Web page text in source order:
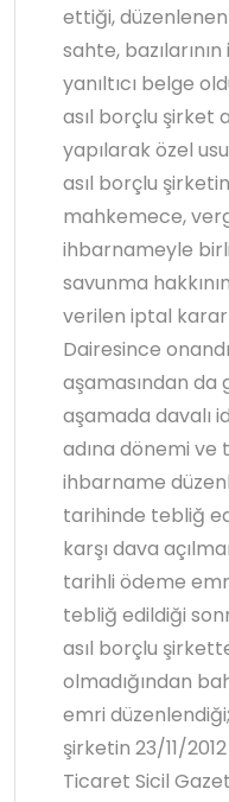
ettiği, düzenlenen
sahte,
yanıltıcı belge
asıl borçlu şirket
yapılarak özel
asıl borçlu
mahkemece,
ihbarnameyle
savunma
verilen iptal
Dairesince
aşamasından da
aşamada davalı
adına dönemi ve
ihbarname
tarihinde tebliğ
karşı dava
tarihli ödeme
tebliğ edildiği
asıl borçlu
olmadığından
emri
şirketin 23/11/
Ticaret Sicil